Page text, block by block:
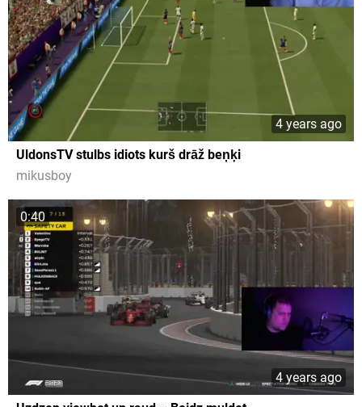
4 years ago
UldonsTV stulbs idiots kurš drāž beņķi
mikusboy
0:40
4 years ago